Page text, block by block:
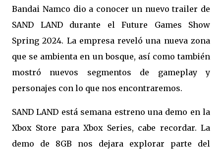
Bandai Namco dio a conocer un nuevo trailer de
SAND LAND durante el Future Games Show
Spring 2024. La empresa reveló una nueva zona
que se ambienta en un bosque, así como también
mostró nuevos segmentos de gameplay y
personajes con lo que nos encontraremos.
SAND LAND está semana estreno una demo en la
Xbox Store para Xbox Series, cabe recordar. La
demo de 8GB nos dejara explorar parte del